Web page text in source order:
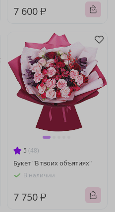
7 600 ₽
5 (48)
Букет "В твоих объятиях"
В наличии
7 750 ₽